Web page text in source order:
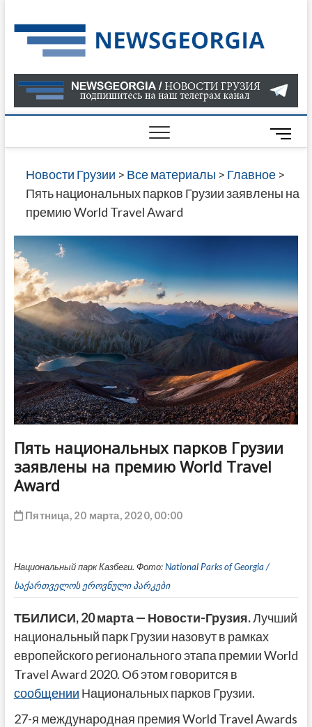
to
content
О
В
ГРУЗИИ
САЙТЕ
M
e
n
u
o
n
Новости Грузии > Все материалы > Главное>
Пять национальных парков Грузии заявлены на
премию World Travel Award
Пять национальных парков Грузии
заявлены на премию World Travel
Award
Пятница, 20 марта, 2020, 00:00
Национальный парк Казбеги. Фото:National Parks of Georgia /
საქართველოს ეროვნული პარკები
ТБИЛИСИ, 20 марта — Новости-Грузия.Лучший
национальный парк Грузии назовут в рамках
европейского регионального этапа премии World
Travel Award 2020. Об этом говорится в
сообщении Национальных парков Грузии.
27-я международная премия World Travel Awards